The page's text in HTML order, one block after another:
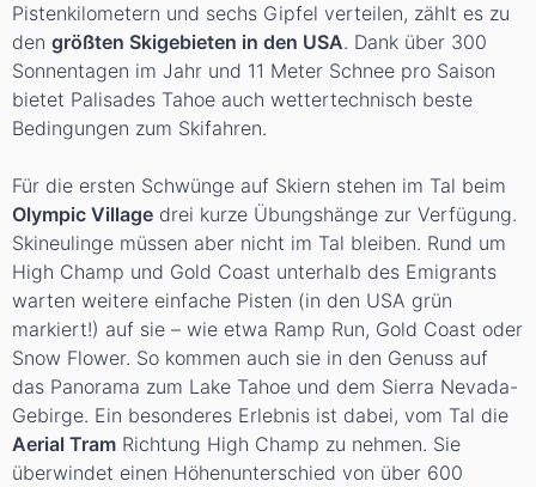
Pistenkilometern und sechs Gipfel verteilen, zählt es zu
den größten Skigebieten in den USA. Dank über 300
Sonnentagen im Jahr und 11 Meter Schnee pro Saison
bietet Palisades Tahoe auch wettertechnisch beste
Bedingungen zum Skifahren.
Für die ersten Schwünge auf Skiern stehen im Tal beim
Olympic Village drei kurze Übungshänge zur Verfügung.
Skineulinge müssen aber nicht im Tal bleiben. Rund um
High Champ und Gold Coast unterhalb des Emigrants
warten weitere einfache Pisten (in den USA grün
markiert!) auf sie – wie etwa Ramp Run, Gold Coast oder
Snow Flower. So kommen auch sie in den Genuss auf
das Panorama zum Lake Tahoe und dem Sierra Nevada-
Gebirge. Ein besonderes Erlebnis ist dabei, vom Tal die
Aerial Tram Richtung High Champ zu nehmen. Sie
überwindet einen Höhenunterschied von über 600